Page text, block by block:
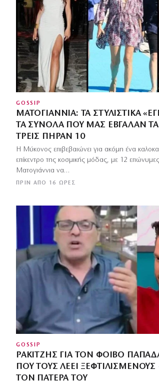
GOSSIP
ΜΑΤΟΓΙΆΝΝΙΑ: ΤΑ ΣΤΥΛΙΣΤΙΚΆ
ΤΑ ΣΎΝΟΛΑ ΠΟΥ ΜΑΣ ΈΒΓΑΛΑΝ
ΤΡΕΙΣ ΠΉΡΑΝ 10
ΠΡΙΝ ΑΠΌ 16 ΏΡΕΣ
Η Μύκονος επιβεβαιώνει για ακόμη ένα
επίκεντρο της κοσμικής μόδας, με 12
Ματογιάννια να…
GOSSIP
ΡΑΚΙΤΖΉΣ ΓΙΑ ΤΟΝ ΦΟΊΒΟ
ΠΟΥ ΤΟΥΣ ΛΈΕΙ ΞΕΦΤΙΛΙΣΜΈΝΟΥΣ
ΤΟΝ ΠΑΤΈΡΑ ΤΟΥ